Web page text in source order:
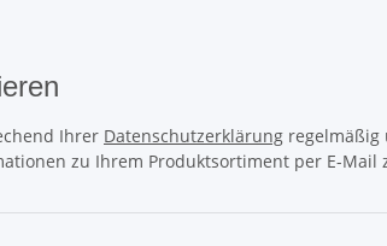
Ihrer Datenschutzerklärung regelmäßig
zu Ihrem Produktsortiment per E-Mail